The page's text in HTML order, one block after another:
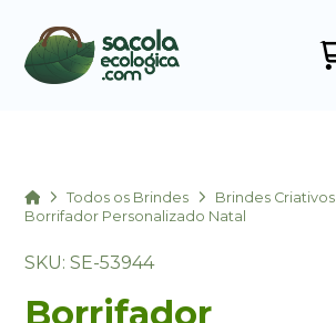
HomeTodos os Brindes
Brindes Criativos
Borrifador Personalizado Natal
SKU: SE-53944
Borrifador